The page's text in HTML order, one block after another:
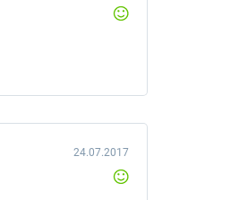
24.07.2017